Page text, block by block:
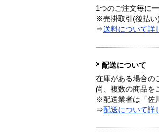
1つのご注文毎に
※売掛取引(後払い
⇒送料について詳
配送について
在庫がある場合の
尚、複数の商品を
※配送業者は「佐
⇒配送について詳